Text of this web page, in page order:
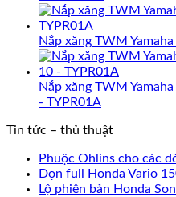
Nắp xăng TWM
Nắp xăng TWM
- TYPR01A
Tin tức – thủ thuật
Phuộc Ohlins cho các
Dọn full Honda Vario
Lộ phiên bản Honda